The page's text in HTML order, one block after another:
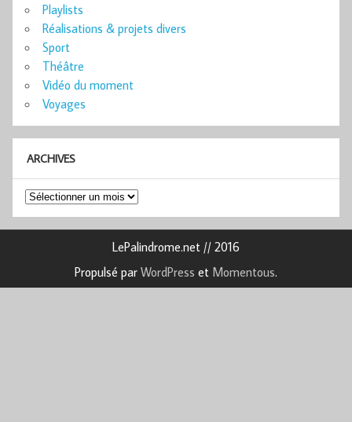
Playlists
Réalisations & projets divers
Sport
Théâtre
Vidéo du moment
Voyages
ARCHIVES
Archives
LePalindrome.net // 2016
Propulsé par WordPress et Momentous.